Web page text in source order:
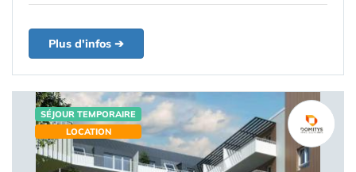
Plus d'infos ➔
SÉJOUR TEMPORAIRE
LOCATION